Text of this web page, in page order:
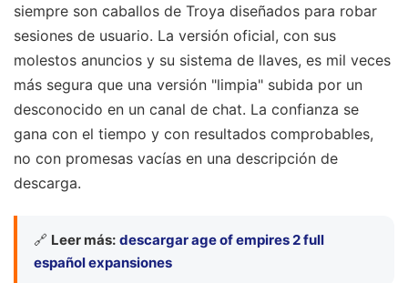
siempre son caballos de Troya diseñados para robar
sesiones de usuario. La versión oficial, con sus
molestos anuncios y su sistema de llaves, es mil veces
más segura que una versión "limpia" subida por un
desconocido en un canal de chat. La confianza se
gana con el tiempo y con resultados comprobables,
no con promesas vacías en una descripción de
descarga.
🔗 Leer más: descargar age of empires 2 full
español expansiones